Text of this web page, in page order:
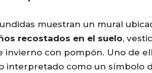
muestran un mural
recostados en el suelo,
invierno con pompón. Uno de
interpretado como un símbolo